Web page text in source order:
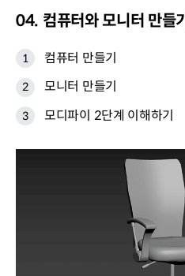
04. 컴퓨터와 모니터 만들기
컴퓨터 만들기
모니터 만들기
모디파이 2단계 이해하기